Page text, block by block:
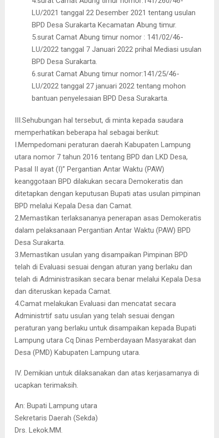
LU/2021 tanggal 22 Desember 2021 tentang usulan
BPD Desa Surakarta Kecamatan Abung timur.
5.surat Camat Abung timur nomor : 141/02/46-
LU/2022 tanggal 7 Januari 2022 prihal Mediasi usulan
BPD Desa Surakarta.
6.surat Camat Abung timur nomor:141/25/46-
LU/2022 tanggal 27 januari 2022 tentang mohon
bantuan penyelesaian BPD Desa Surakarta.
III.Sehubungan hal tersebut, di minta kepada saudara
memperhatikan beberapa hal sebagai berikut:
I.Mempedomani peraturan daerah Kabupaten Lampung
utara nomor 7 tahun 2016 tentang BPD dan LKD Desa,
Pasal II ayat (I)” Pergantian Antar Waktu (PAW)
keanggotaan BPD dilakukan secara Demokeratis dan
ditetapkan dengan keputusan Bupati atas usulan pimpinan
BPD melalui Kepala Desa dan Camat.
2.Memastikan terlaksananya penerapan asas Demokeratis
dalam pelaksanaan Pergantian Antar Waktu (PAW) BPD
Desa Surakarta.
3.Memastikan usulan yang disampaikan Pimpinan BPD
telah di Evaluasi sesuai dengan aturan yang berlaku dan
telah di Administrasikan secara benar melalui Kepala Desa
dan diteruskan kepada Camat.
4.Camat melakukan Evaluasi dan mencatat secara
Administrtif satu usulan yang telah sesuai dengan
peraturan yang berlaku untuk disampaikan kepada Bupati
Lampung utara Cq Dinas Pemberdayaan Masyarakat dan
Desa (PMD) Kabupaten Lampung utara.
IV. Demikian untuk dilaksanakan dan atas kerjasamanya di
ucapkan terimaksih.
An: Bupati Lampung utara
Sekretaris Daerah (Sekda)
Drs. Lekok.MM.